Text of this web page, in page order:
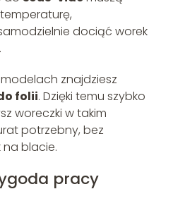
dociąć worek
znajdziesz
folii. Dzięki temu szybko
woreczki w takim
potrzebny, bez
blacie.
pracy